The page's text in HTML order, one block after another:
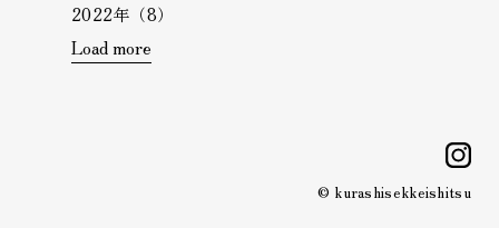
2022年（8）
Load more
© kurashisekkeishitsu